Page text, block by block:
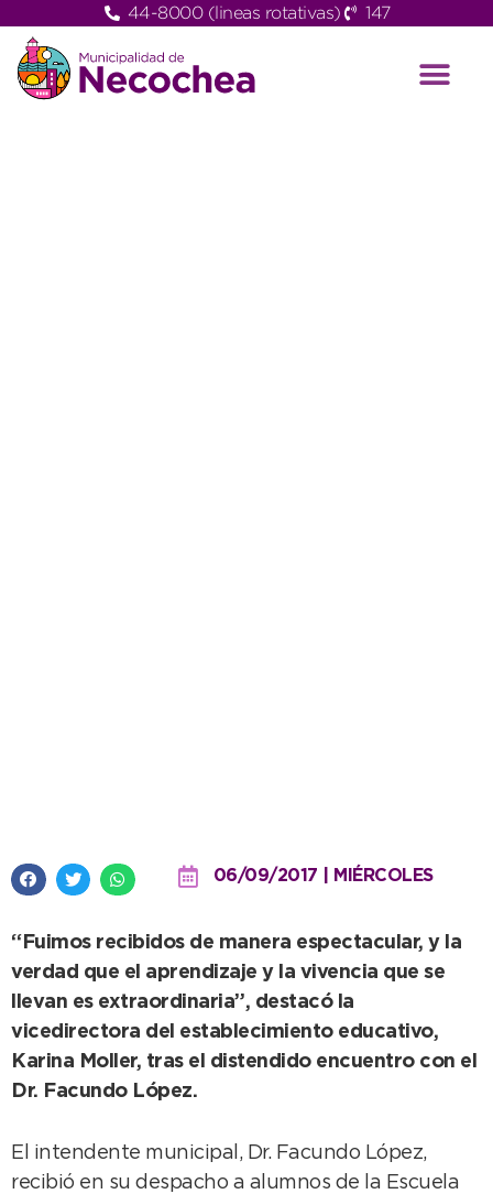
44-8000 (lineas rotativas) 147
06/09/2017 | MIÉRCOLES
“Fuimos recibidos de manera espectacular, y la
verdad que el aprendizaje y la vivencia que se
llevan es extraordinaria”, destacó la
vicedirectora del establecimiento educativo,
Karina Moller, tras el distendido encuentro con el
Dr. Facundo López.
El intendente municipal, Dr. Facundo López,
recibió en su despacho a alumnos de la Escuela